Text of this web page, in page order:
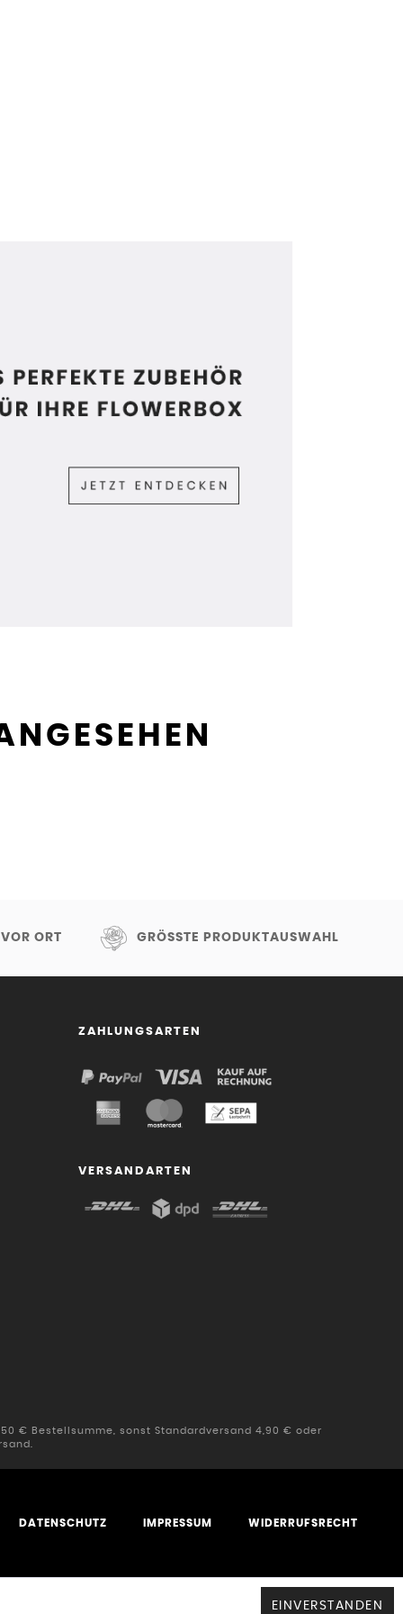
ORT GRÖSSTE PRODUKTAUSWAHL
ZAHLUNGSARTEN
VERSANDARTEN
€ Bestellsumme, sonst Standardversand 4,90 € oder
DATENSCHUTZ IMPRESSUM WIDERRUFSRECHT
EINVERSTANDEN